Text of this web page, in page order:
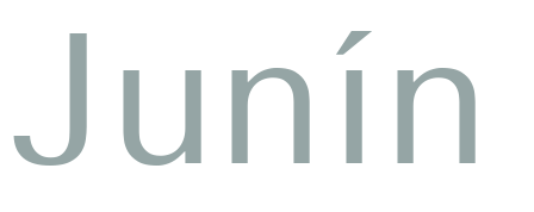
Junín